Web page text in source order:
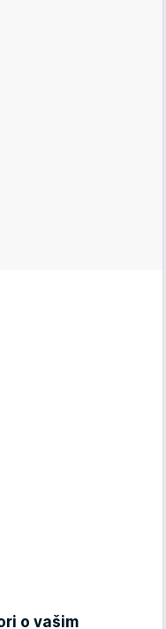
o vašim